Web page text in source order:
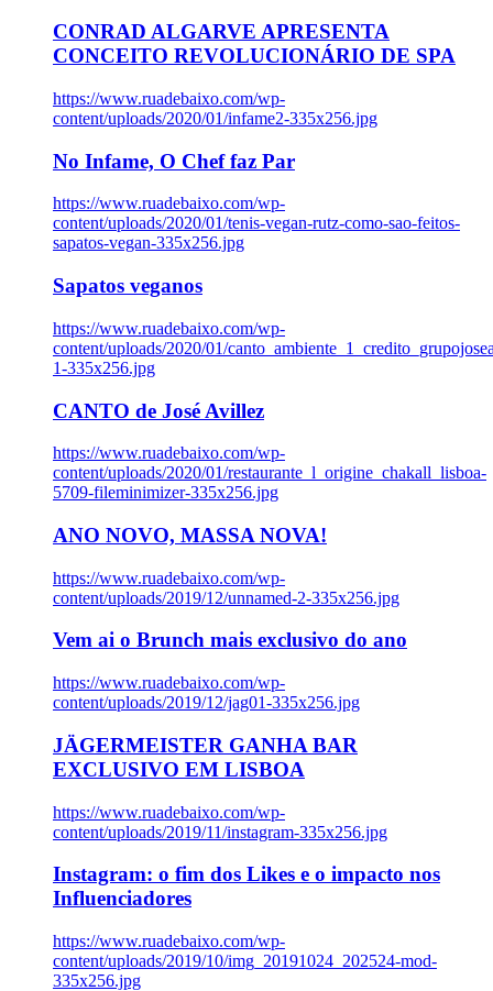
CONRAD ALGARVE APRESENTA
CONCEITO REVOLUCIONÁRIO DE SPA
https://www.ruadebaixo.com/wp-
content/uploads/2020/01/infame2-335x256.jpg
No Infame, O Chef faz Par
https://www.ruadebaixo.com/wp-
content/uploads/2020/01/tenis-vegan-rutz-como-sao-feitos-
sapatos-vegan-335x256.jpg
Sapatos veganos
https://www.ruadebaixo.com/wp-
content/uploads/2020/01/
1-335x256.jpg
CANTO de José Avillez
https://www.ruadebaixo.com/wp-
content/uploads/2020/01/restaurante_l_origine_chakall_lisboa-
5709-fileminimizer-335x256.jpg
ANO NOVO, MASSA NOVA!
https://www.ruadebaixo.com/wp-
content/uploads/2019/12/unnamed-2-335x256.jpg
Vem ai o Brunch mais exclusivo do ano
https://www.ruadebaixo.com/wp-
content/uploads/2019/12/jag01-335x256.jpg
JÄGERMEISTER GANHA BAR
EXCLUSIVO EM LISBOA
https://www.ruadebaixo.com/wp-
content/uploads/2019/11/instagram-335x256.jpg
Instagram: o fim dos Likes e o impacto nos
Influenciadores
https://www.ruadebaixo.com/wp-
content/uploads/2019/10/img_20191024_202524-mod-
335x256.jpg